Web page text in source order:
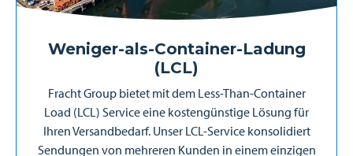
Weniger-als-Container-Ladung
(LCL)
Fracht Group bietet mit dem Less-Than-Container
Load (LCL) Service eine kostengünstige Lösung für
Ihren Versandbedarf. Unser LCL-Service konsolidiert
Sendungen von mehreren Kunden in einem einzigen